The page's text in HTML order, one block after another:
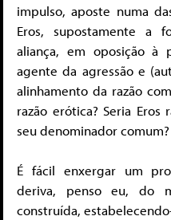
impulso, aposte numa
Eros, supostamente a
aliança, em oposição à
agente da agressão e
alinhamento da razão
razão erótica? Seria Eros
seu denominador comum?
É fácil enxergar um
deriva, penso eu, do
construída,